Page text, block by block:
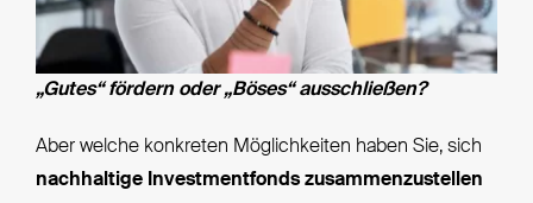
„Gutes“ fördern oder „Böses“ ausschließen?
Aber welche konkreten Möglichkeiten haben Sie, sich
nachhaltige Investmentfonds zusammenzustellen